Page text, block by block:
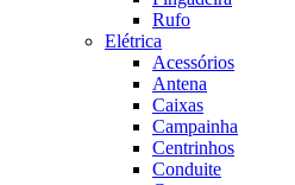
Rufo
Elétrica
Acessórios
Antena
Caixas
Campainha
Centrinhos
Conduite